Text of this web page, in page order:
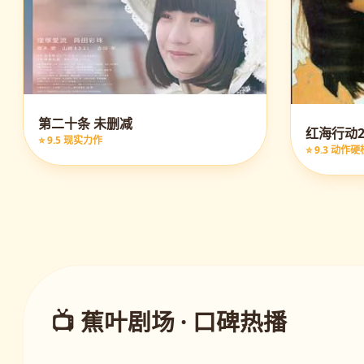
第二十条 未删减
⭐ 9.5 现实力作 红海行动
⭐ 9.3 动作硬
📺 蕉叶剧场 · 口碑热播